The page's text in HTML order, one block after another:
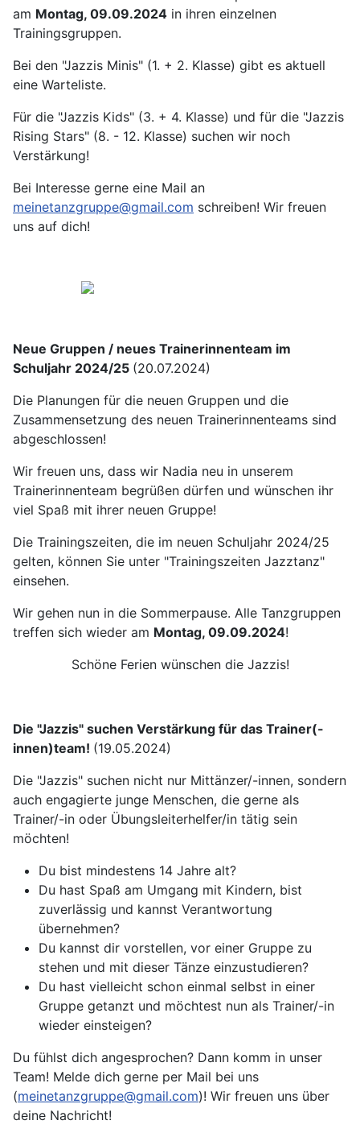
am Montag, 09.09.2024 in ihren einzelnen
Trainingsgruppen.
Bei den "Jazzis Minis" (1. + 2. Klasse) gibt es aktuell
eine Warteliste.
Für die "Jazzis Kids" (3. + 4. Klasse) und für die "Jazzis
Rising Stars" (8. - 12. Klasse) suchen wir noch
Verstärkung!
Bei Interesse gerne eine Mail an
meinetanzgruppe@gmail.com schreiben! Wir freuen
uns auf dich!
Neue Gruppen / neues Trainerinnenteam im
Schuljahr 2024/25 (20.07.2024)
Die Planungen für die neuen Gruppen und die
Zusammensetzung des neuen Trainerinnenteams sind
abgeschlossen!
Wir freuen uns, dass wir Nadia neu in unserem
Trainerinnenteam begrüßen dürfen und wünschen ihr
viel Spaß mit ihrer neuen Gruppe!
Die Trainingszeiten, die im neuen Schuljahr 2024/25
gelten, können Sie unter "Trainingszeiten Jazztanz"
einsehen.
Wir gehen nun in die Sommerpause. Alle Tanzgruppen
treffen sich wieder am Montag, 09.09.2024!
Schöne Ferien wünschen die Jazzis!
Die "Jazzis" suchen Verstärkung für das Trainer(-
innen)team! (19.05.2024)
Die "Jazzis" suchen nicht nur Mittänzer/-innen, sondern
auch engagierte junge Menschen, die gerne als
Trainer/-in oder Übungsleiterhelfer/in tätig sein
möchten!
Du bist mindestens 14 Jahre alt?
Du hast Spaß am Umgang mit Kindern, bist
zuverlässig und kannst Verantwortung
übernehmen?
Du kannst dir vorstellen, vor einer Gruppe zu
stehen und mit dieser Tänze einzustudieren?
Du hast vielleicht schon einmal selbst in einer
Gruppe getanzt und möchtest nun als Trainer/-in
wieder einsteigen?
Du fühlst dich angesprochen? Dann komm in unser
Team! Melde dich gerne per Mail bei uns
(meinetanzgruppe@gmail.com)! Wir freuen uns über
deine Nachricht!